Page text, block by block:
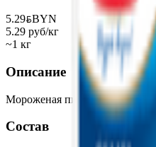
5.29BYNBYN
5.29 руб/кг
~1 кг
Описание
Мороженая пищевая рыбная
Состав